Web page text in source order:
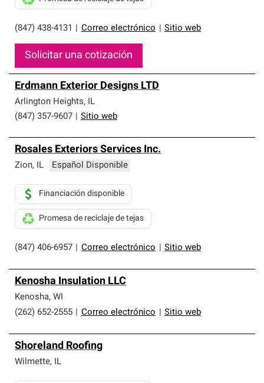
(847) 438-4131 Correo electrónico Sitio web
Solicitar una cotización
Erdmann Exterior Designs LTD
Arlington Heights, IL
(847) 357-9607
Sitio web
Rosales Exteriors Services Inc.
Zion, IL Español Disponible
(847) 406-6957 Correo electrónico Sitio web
Financiación disponible
Promesa de reciclaje de tejas
Kenosha Insulation LLC
Kenosha, WI
(262) 652-2555
Correo electrónico Sitio web
Shoreland Roofing
Wilmette, IL